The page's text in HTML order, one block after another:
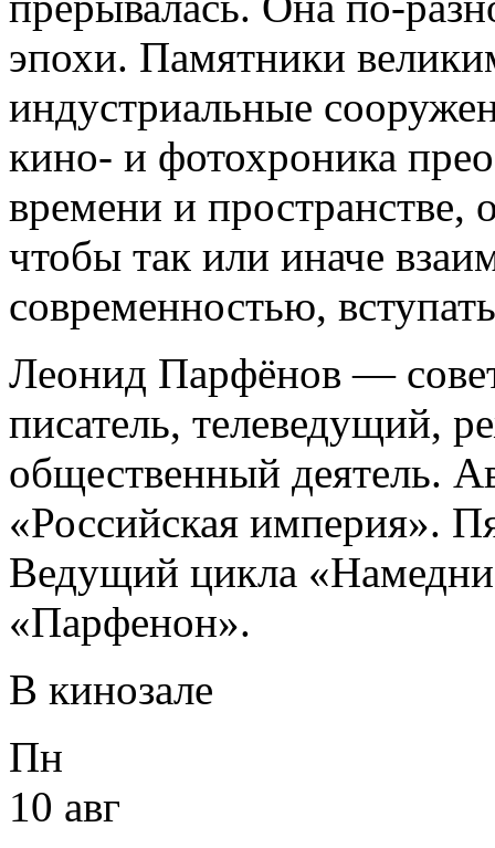
эпохи. Памятники
индустриальные
кино- и фотохроника
времени и пространстве,
чтобы так или иначе
современностью,
Леонид Парфёнов —
писатель, телеведущий,
общественный деятель.
«Российская империя».
Ведущий цикла
«Парфенон».
В кинозале
Пн
10 авг